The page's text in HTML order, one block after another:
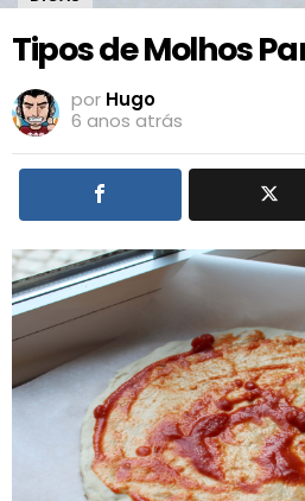
Tipos de Molhos
por Hugo
6 anos atrás